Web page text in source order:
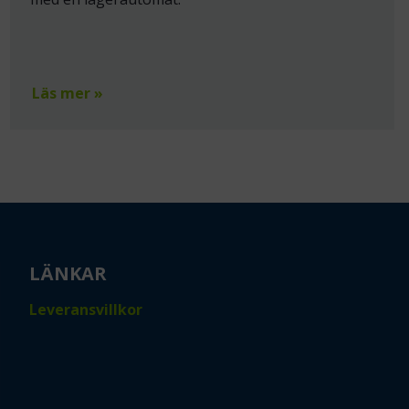
Läs mer »
LÄNKAR
Leveransvillkor